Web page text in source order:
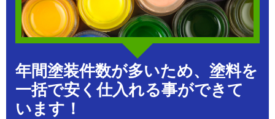
年間塗装件数が多いため、塗料を
一括で安く仕入れる事ができて
います！